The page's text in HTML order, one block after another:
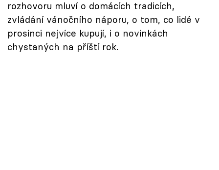
rozhovoru mluví o domácích tradicích,
zvládání vánočního náporu, o tom, co lidé v
prosinci nejvíce kupují, i o novinkách
chystaných na příští rok.